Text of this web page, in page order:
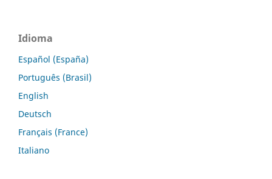
Idioma
Español (España)
Português (Brasil)
English
Deutsch
Français (France)
Italiano